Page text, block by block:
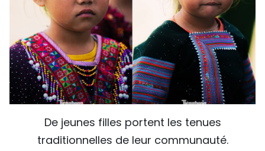
De jeunes filles portent les tenues
traditionnelles de leur communauté.